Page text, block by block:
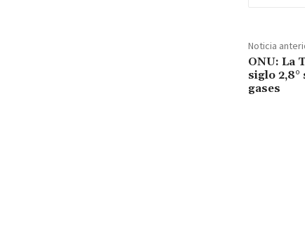
Noticia
ONU: La
siglo 2,8°
gases